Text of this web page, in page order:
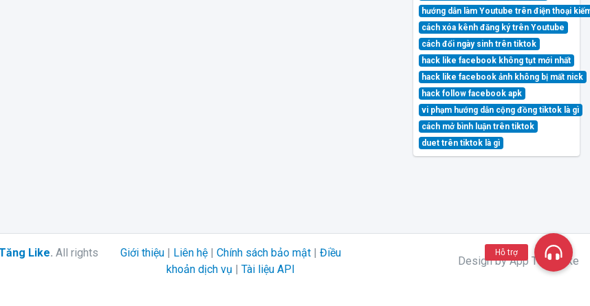
hướng dẫn làm Youtube trên điện thoại
cách xóa kênh đăng ký trên Youtube
cách đổi ngày sinh trên tiktok
hack like facebook không tụt mới nhất
hack like facebook ảnh không bị mất nick
hack follow facebook apk
vi phạm hướng dẫn cộng đồng tiktok là gì
cách mở bình luận trên tiktok
duet trên tiktok là gì
Like. All rights
Giới thiệu | Liên hệ |Chính sách bảo mật |Điều
khoản dịch vụ |Tài liệu API
Design by App Tăng Like
Hỗ trợ